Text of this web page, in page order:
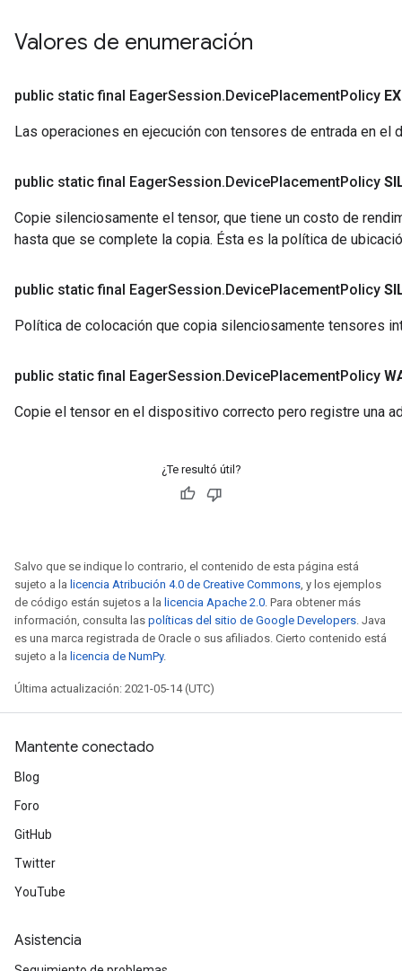
Valores de enumeración
public static final EagerSession.DevicePlacementPolicy
Las operaciones en ejecución con tensores de entrada en el
public static final EagerSession.DevicePlacementPolicy
Copie silenciosamente el tensor, que tiene un costo de
hasta que se complete la copia. Ésta es la política de
public static final EagerSession.DevicePlacementPolicy
Política de colocación que copia silenciosamente tensores
public static final EagerSession.DevicePlacementPolicy
Copie el tensor en el dispositivo correcto pero registre una
¿Te resultó útil?
Salvo que se indique lo contrario, el contenido de esta página está
sujeto a la licencia Atribución 4.0 de Creative Commons, y los ejemplos
de código están sujetos a la licencia Apache 2.0. Para obtener más
información, consulta las políticas del sitio de Google Developers. Java
es una marca registrada de Oracle o sus afiliados. Cierto contenido está
sujeto a la licencia de NumPy.
Última actualización: 2021-05-14 (UTC)
Mantente conectado
Blog
Foro
GitHub
Twitter
YouTube
Asistencia